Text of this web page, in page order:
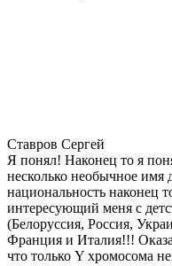
Ставров Сергей
Я понял! Наконец то я
несколько необычное
национальность наконец
интересующий меня с
(Белоруссия, Россия,
Франция и Италия!!!
что только Y хромосома